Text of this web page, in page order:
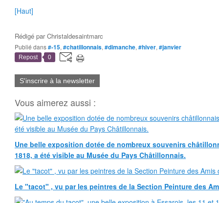
[Haut]
Rédigé parChristaldesaintmarc
Publié dans#-15, #chatillonnais, #dimanche, #hiver, #janvier
Repost 0
S'inscrire à la newsletter
Vous aimerez aussi :
Une belle exposition dotée de nombreux souvenirs
1818, a été visible au Musée du Pays Châtillonnais.
Le "tacot" , vu par les peintres de la Section Peinture des